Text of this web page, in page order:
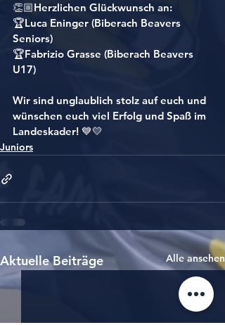
👏🏼Herzlichen Glückwunsch an:
🏆Luca Eninger (Biberach Beavers
Seniors)
🏆Fabrizio Grasse (Biberach Beavers
U17)
Wir sind unglaublich stolz auf euch und
wünschen euch viel Erfolg und Spaß im
Landeskader! 💙💛
Juniors
Aktuelle Beiträge Alle ansehen